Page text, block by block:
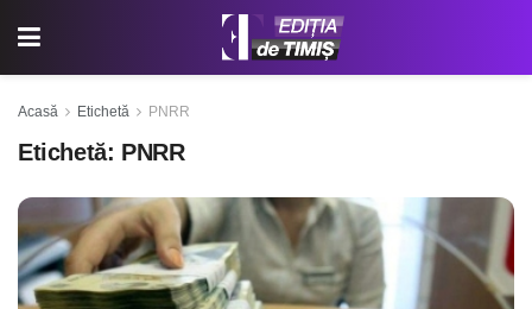
Acasă Etichetă PNRR
Etichetă: PNRR